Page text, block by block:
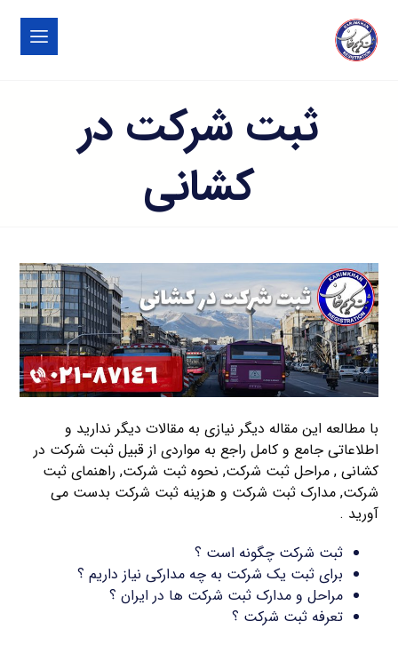
ثبت شرکت در
کشانی
با مطالعه این مقاله دیگر نیازی به مقالات دیگر ندارید و
اطلاعاتی جامع و کامل راجع به مواردی از قبیل ثبت شرکت در
کشانی , مراحل ثبت شرکت, نحوه ثبت شرکت, راهنمای ثبت
شرکت, مدارک ثبت شرکت و هزینه ثبت شرکت بدست می
آورید .
ثبت شرکت چگونه است ؟
برای ثبت یک شرکت به چه مدارکی نیاز داریم ؟
مراحل و مدارک ثبت شرکت ها در ایران ؟
تعرفه ثبت شرکت ؟